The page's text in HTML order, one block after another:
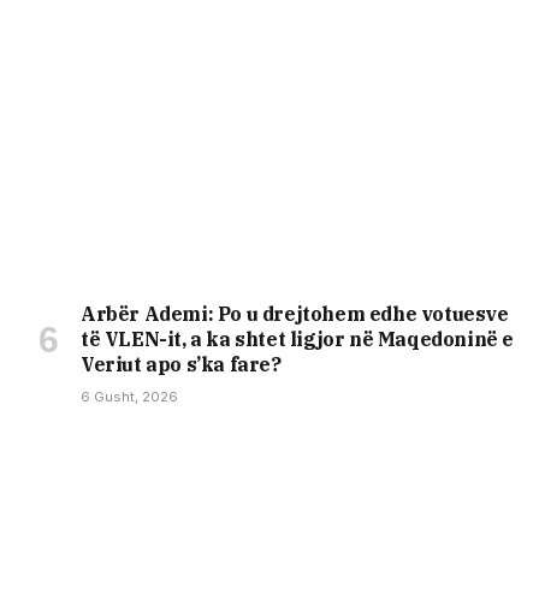
Arbër Ademi: Po u drejtohem edhe votuesve
të VLEN-it, a ka shtet ligjor në Maqedoninë e
Veriut apo s’ka fare?
6 Gusht, 2026